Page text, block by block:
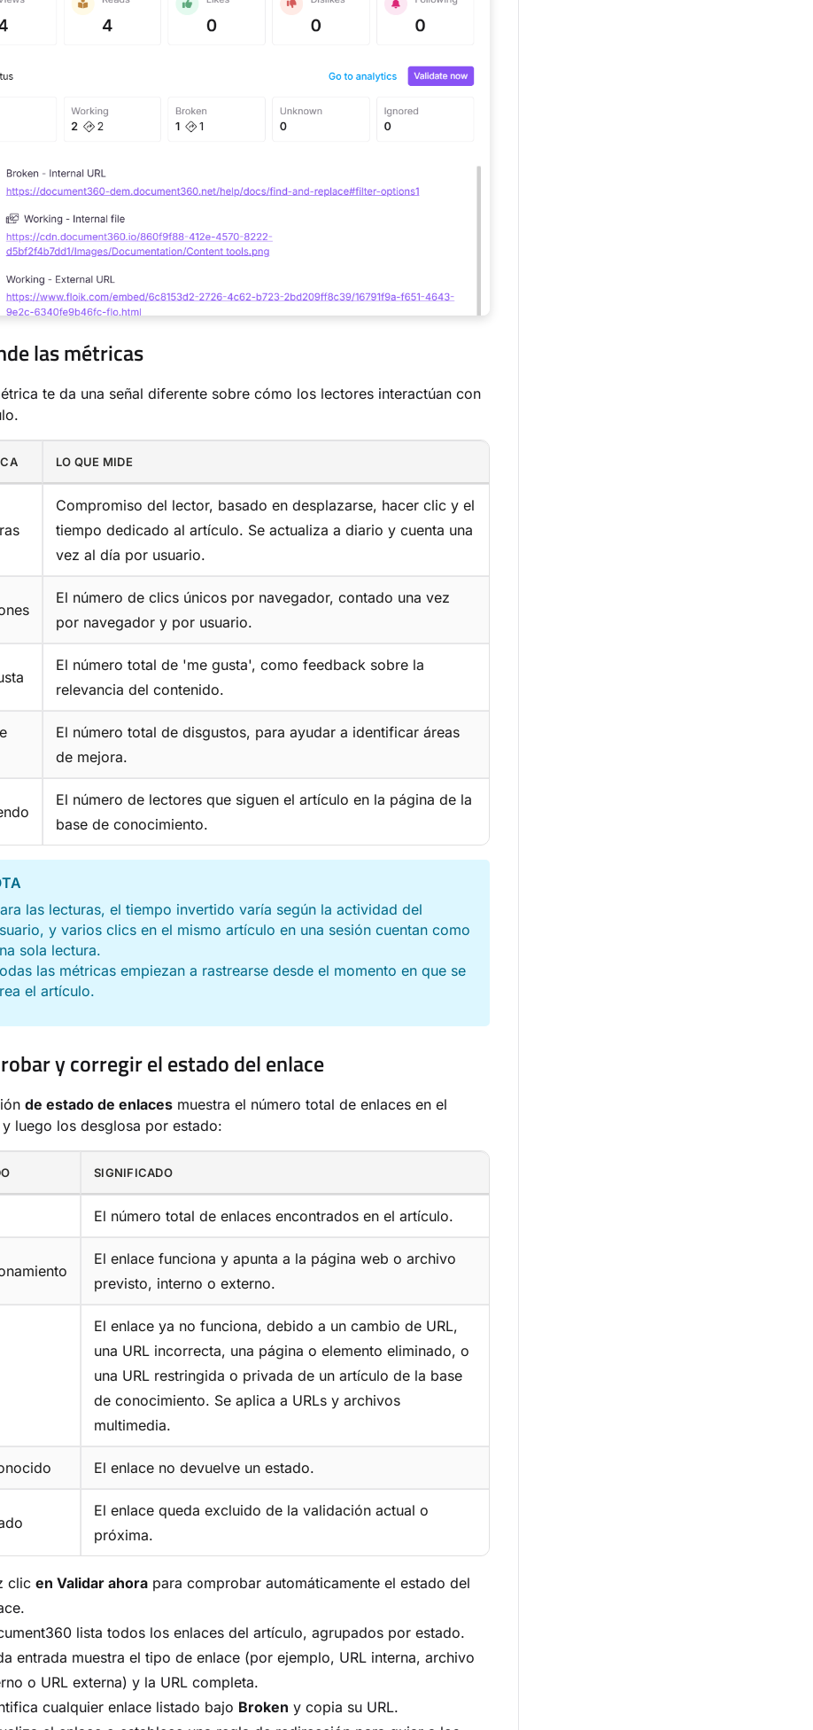
las métricas
te da una señal diferente sobre cómo los lectores interactúan con
LO QUE MIDE
Compromiso del lector, basado en desplazarse, hacer clic y el
tiempo dedicado al artículo. Se actualiza a diario y cuenta una
vez al día por usuario.
El número de clics únicos por navegador, contado una vez
por navegador y por usuario.
El número total de 'me gusta', como feedback sobre la
relevancia del contenido.
El número total de disgustos, para ayudar a identificar áreas
de mejora.
El número de lectores que siguen el artículo en la página de la
base de conocimiento.
las lecturas, el tiempo invertido varía según la actividad del
y varios clics en el mismo artículo en una sesión cuentan como
sola lectura.
las métricas empiezan a rastrearse desde el momento en que se
el artículo.
y corregir el estado del enlace
de estado de enlaces muestra el número total de enlaces en el
luego los desglosa por estado:
SIGNIFICADO
El número total de enlaces encontrados en el artículo.
El enlace funciona y apunta a la página web o archivo
previsto, interno o externo.
El enlace ya no funciona, debido a un cambio de URL,
una URL incorrecta, una página o elemento eliminado, o
una URL restringida o privada de un artículo de la base
de conocimiento. Se aplica a URLs y archivos
multimedia.
El enlace no devuelve un estado.
El enlace queda excluido de la validación actual o
próxima.
clic en Validar ahora para comprobar automáticamente el estado del
lista todos los enlaces del artículo, agrupados por estado.
entrada muestra el tipo de enlace (por ejemplo, URL interna, archivo
o URL externa) y la URL completa.
cualquier enlace listado bajo Broken y copia su URL.